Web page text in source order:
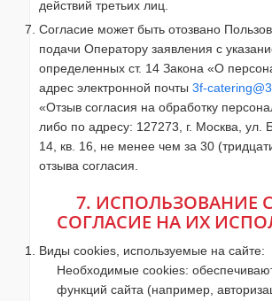
действий третьих лиц.
Согласие может быть отозвано
подачи Оператору заявления с
определенных ст. 14 Закона «О
адрес электронной почты 3f-
«Отзыв согласия на обработку
либо по адресу: 127273, г. Москва, ул.
14, кв. 16, не менее чем за 30
отзыва согласия.
7. ИСПОЛЬЗОВАНИЕ
СОГЛАСИЕ НА ИХ
Виды cookies, используемые на сайте:
Необходимые cookies:
функций сайта (например,